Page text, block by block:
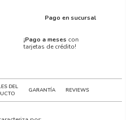
Pago en sucursal
¡Pago a meses con
tarjetas de crédito!
DEL
GARANTÍA REVIEWS